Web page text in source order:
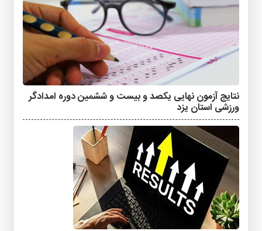
نتایج آزمون نهایی یکصد و بیست و ششمین دوره امدادگر
ورزشی استان یزد